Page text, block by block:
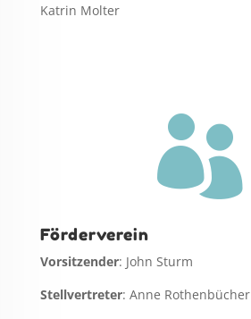
Katrin Molter

Förderverein
Vorsitzender: John Sturm
Stellvertreter: Anne Rothenbücher